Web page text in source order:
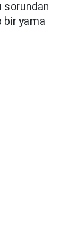
sorundan
bir yama